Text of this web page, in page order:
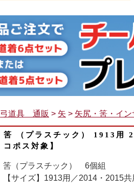
弓道具 通販 > 矢 > 矢尻・筈・イン
筈 （プラスチック） 1913用
コポス対象】
筈（プラスチック） 6個組
【サイズ】1913用／2014・2015共